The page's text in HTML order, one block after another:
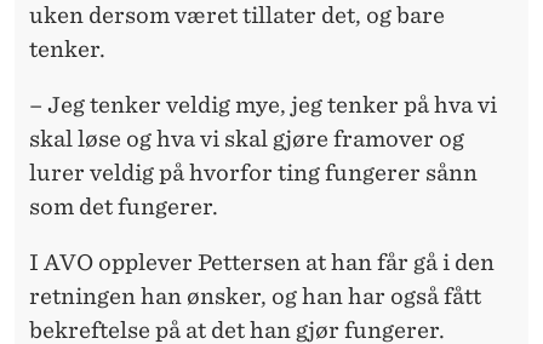
uken dersom været tillater det, og bare
tenker.
– Jeg tenker veldig mye, jeg tenker på hva vi
skal løse og hva vi skal gjøre framover og
lurer veldig på hvorfor ting fungerer sånn
som det fungerer.
I AVO opplever Pettersen at han får gå i den
retningen han ønsker, og han har også fått
bekreftelse på at det han gjør fungerer.